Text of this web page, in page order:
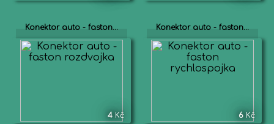
Konektor auto - faston...
4 Kč
Konektor auto - faston...
6 Kč